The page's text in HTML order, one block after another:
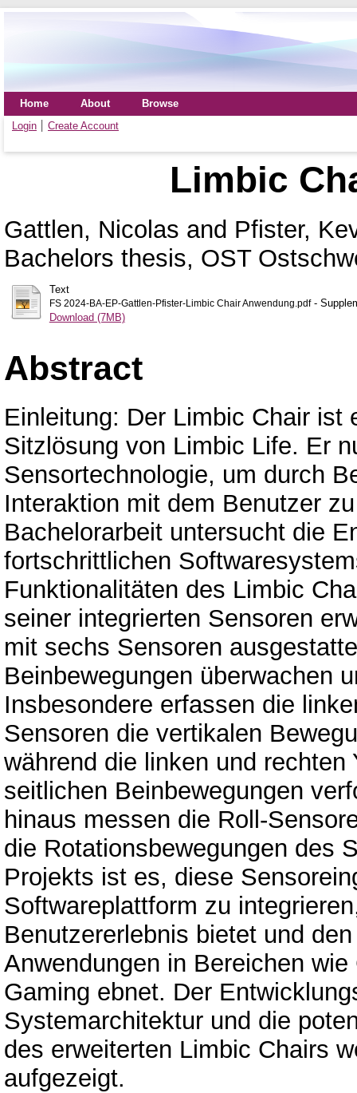
Home About
Browse
Login
Create Account
Limbic
Gattlen, Nicolas and Pfister,
Bachelors thesis, OST
Text
FS 2024-BA-EP-Gattlen-Pfister-Limbic Chair Anwendung.pdf-
Download (7MB)
Abstract
Einleitung: Der Limbic Chair ist
Sitzlösung von Limbic Life. Er
Sensortechnologie, um durch
Interaktion mit dem Benutzer
Bachelorarbeit untersucht die
fortschrittlichen
Funktionalitäten des Limbic
seiner integrierten Sensoren
mit sechs Sensoren
Beinbewegungen überwachen
Insbesondere erfassen die
Sensoren die vertikalen
während die linken und rechten
seitlichen Beinbewegungen
hinaus messen die Roll-
die Rotationsbewegungen des
Projekts ist es, diese
Softwareplattform zu
Benutzererlebnis bietet und
Anwendungen in Bereichen
Gaming ebnet. Der
Systemarchitektur und die
des erweiterten Limbic Chairs
aufgezeigt.